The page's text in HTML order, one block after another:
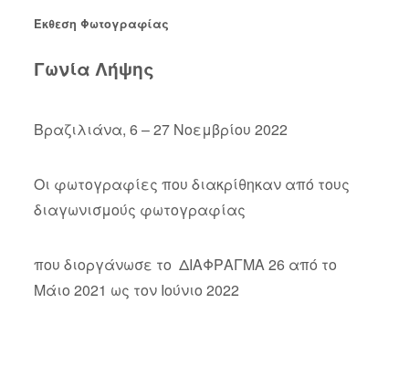
Έκθεση Φωτογραφίας
Γωνία Λήψης
Βραζιλιάνα, 6 – 27 Νοεμβρίου 2022
Οι φωτογραφίες που διακρίθηκαν από τους
διαγωνισμούς φωτογραφίας
που διοργάνωσε το ΔΙΑΦΡΑΓΜΑ 26 από το
Μάιο 2021 ως τον Ιούνιο 2022